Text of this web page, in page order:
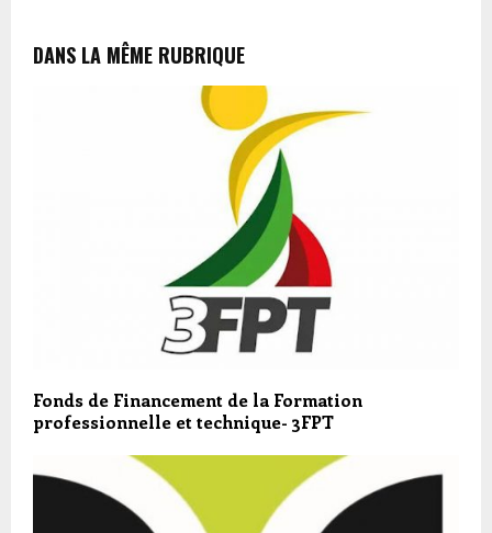
DANS LA MÊME RUBRIQUE
Fonds de Financement de la Formation
professionnelle et technique- 3FPT